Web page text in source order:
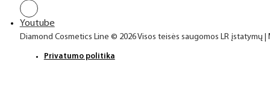
Youtube
Diamond Cosmetics Line © 2026 Visos teisės saugomos LR įstatymų
Privatumo politika